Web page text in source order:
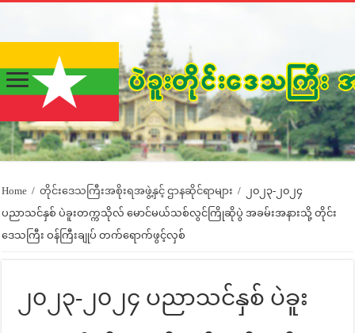
Home / တိုင်းဒေသကြီးအစိုးရအဖွဲ့နှင့် ဌာနဆိုင်ရာများ /
၂၀၂၃-၂၀၂၄
ပညာသင်နှစ် ပဲခူးတက္ကသိုလ် မောင်မယ်သစ်လွင်ကြိုဆိုပွဲ အခမ်းအနားသို့ တိုင်း
ဒေသကြီး ဝန်ကြီးချုပ် တက်ရောက်ဖွင့်လှစ်
၂၀၂၃-၂၀၂၄ ပညာသင်နှစ် ပဲခူး